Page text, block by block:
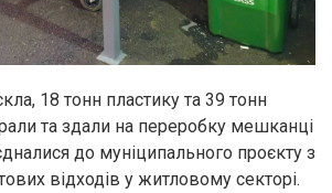
18 тонн пластику та 39 тонн
та здали на переробку мешканці
до муніципального проєкту з
відходів у житловому секторі.